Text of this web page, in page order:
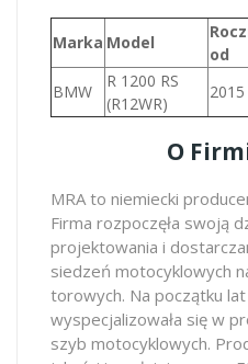
Marka Model
od
BMW
R 1200 RS
(R12WR)
2015
O
MRA to niemiecki
Firma rozpoczęła swoją
projektowania i
siedzeń motocyklowych
torowych. Na początku
wyspecjalizowała się w
szyb motocyklowych.